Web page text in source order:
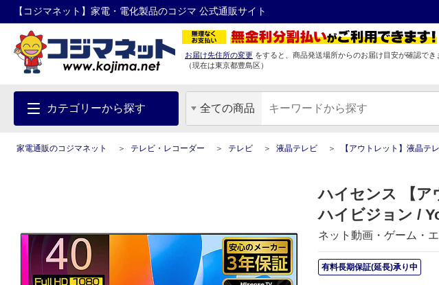
【コジマネット】家電・電化製品のコジマ 公式通販サイト
お届け先住所の変更 をすると、商品発送場所からのお届け目安が確認でき
（現在は東京都豊島区）
カテゴリーから探す 全ての商品
家電通販のコジマネット テレビ・レコーダー テレビ 液晶テレビ 【アウトレット】液晶テレビ
ハイセンス 【ア
ハイビジョン /
ネット動画・ゲーム・
有料長期保証(延長)承り中